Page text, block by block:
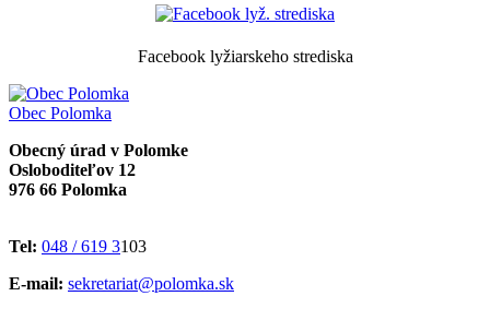
Facebook lyžiarskeho strediska
Obec Polomka
Obecný úrad v Polomke
Osloboditeľov 12
976 66 Polomka
Tel: 048 / 619 3103
E-mail: sekretariat@polomka.sk